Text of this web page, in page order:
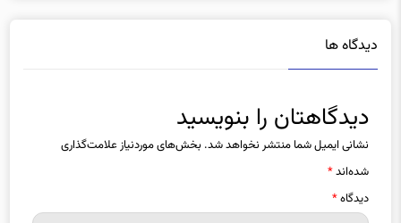
دیدگاه ها
دیدگاهتان را بنویسید
نشانی ایمیل شما منتشر نخواهد شد. بخش‌های موردنیاز علامت‌گذاری
شده‌اند*
دیدگاه*